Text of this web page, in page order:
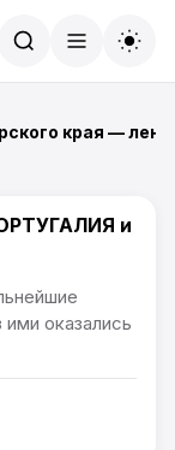
края —
и
оказались